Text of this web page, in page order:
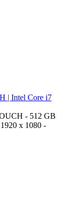
| Intel Core i7
- 512 GB
x 1080 -